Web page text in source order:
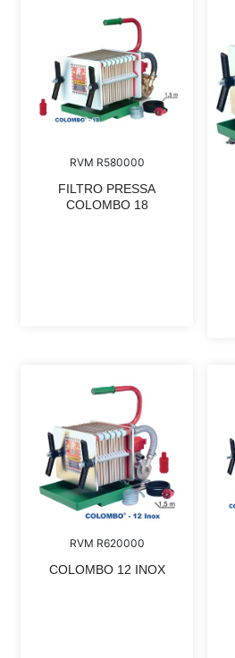
RVM R580000
FILTRO PRESSA
COLOMBO 18
RVM R620000
COLOMBO 12 INOX